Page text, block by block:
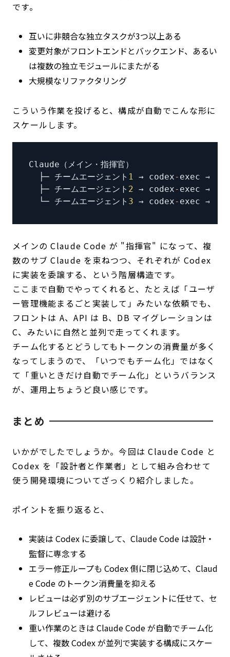
です。
互いに非競合な独立タスクが3つ以上ある
変更対象がフロントエンドとバックエンド、あるい
は複数の独立モジュールにまたがる
大規模なリファクタリング
こういう作業を投げると、構成が自動でこんな形に
スケールします。
Claude（メイン・指揮官）
  ├─ チームエージェント
1 → codex- exec →
  ├─ チームエージェント
2 → codex- exec →
  └─ チームエージェント
3 → codex- exec →
メインの Claude Code が "指揮官" になって、複
数のサブ Claude を束ねつつ、それぞれが Codex
に実装を委譲する、という階層構造です。
ここまで自動でやってくれると、たとえば「ユーザ
ー管理機能まるごと実装して」みたいな依頼でも、
フロントは A、API は B、DB マイグレーションは
C、みたいに自然と並列で走ってくれます。
チーム化するとどうしてもトークンの消費量が多く
なってしまうので、「いつでもチーム化」ではなく
て「重いときだけ自動でチーム化」というバランス
が、運用上ちょうど良い感じです。
まとめ
いかがでしたでしょうか。今回は Claude Code と
Codex を「設計者と作業者」として組み合わせて
使う開発環境についてざっくり紹介しました。
ポイントを振り返ると、
実装は Codex に委譲して、Claude Code は設計・
監督に専念する
エラー修正ループも Codex 側に閉じ込めて、Claud
e Code のトークン消費量を抑える
レビューは必ず別のサブエージェントに任せて、セ
ルフレビューは避ける
重い作業のときは Claude Code が自動でチーム化
して、複数 Codex が並列で実装する構成にスケー